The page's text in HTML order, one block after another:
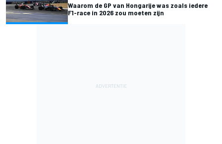
Waarom de GP van Hongarije was zoals iedere
F1-race in 2026 zou moeten zijn